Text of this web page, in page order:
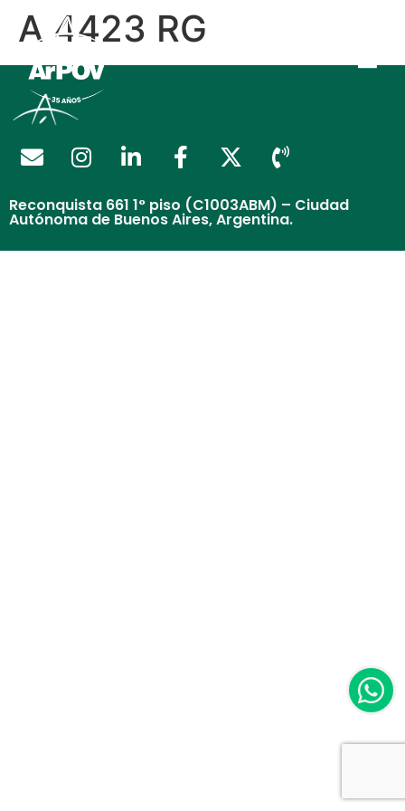
A 4423 RG
Reconquista 661 1° piso (C1003ABM) – Ciudad
Autónoma de Buenos Aires, Argentina.